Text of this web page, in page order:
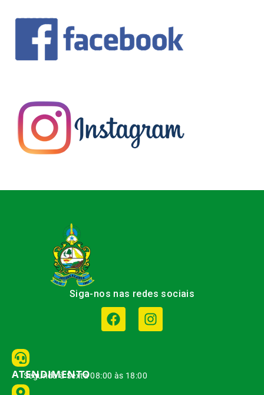
Siga-nos nas redes sociais
ATENDIMENTO
Segunda à Sexta 08:00 às 18:00